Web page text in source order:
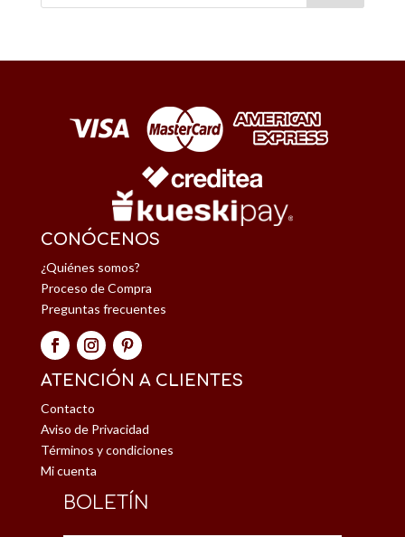
CONÓCENOS
¿Quiénes somos?
Proceso de Compra
Preguntas frecuentes
ATENCIÓN A CLIENTES
Contacto
Aviso de Privacidad
Términos y condiciones
Mi cuenta
BOLETÍN